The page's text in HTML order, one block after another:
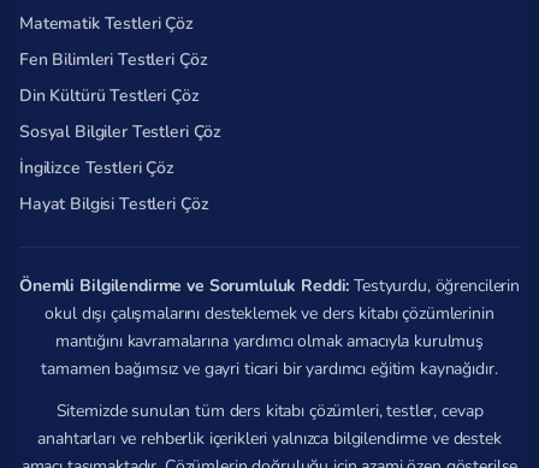
Matematik Testleri Çöz
Fen Bilimleri Testleri Çöz
Din Kültürü Testleri Çöz
Sosyal Bilgiler Testleri Çöz
İngilizce Testleri Çöz
Hayat Bilgisi Testleri Çöz
Önemli Bilgilendirme ve Sorumluluk Reddi: Testyurdu, öğrencilerin
okul dışı çalışmalarını desteklemek ve ders kitabı çözümlerinin
mantığını kavramalarına yardımcı olmak amacıyla kurulmuş
tamamen bağımsız ve gayri ticari bir yardımcı eğitim kaynağıdır.
Sitemizde sunulan tüm ders kitabı çözümleri, testler, cevap
anahtarları ve rehberlik içerikleri yalnızca bilgilendirme ve destek